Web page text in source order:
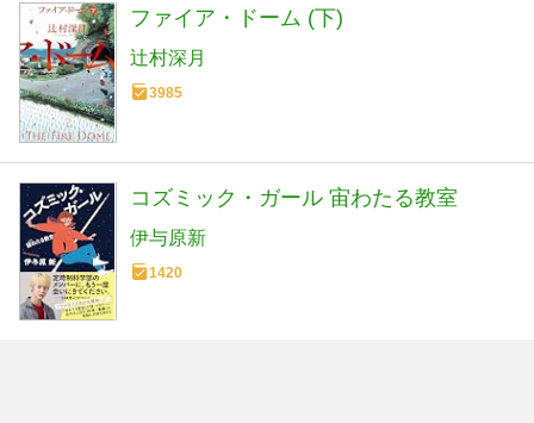
ファイア・ドーム (下)
辻村深月
3985
コズミック・ガール 宙わたる教室
伊与原新
1420